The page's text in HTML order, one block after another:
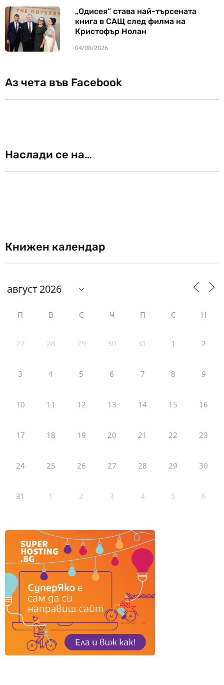
„Одисея“ става най-търсената
книга в САЩ след филма на
Кристофър Нолан
04/08/2026
Аз чета във Facebook
Наслади се на…
Книжен календар
П В С Ч П С Н
27 28 29 30 31 1 2
3 4 5 6 7 8 9
10 11 12 13 14 15 16
17 18 19 20 21 22 23
24 25 26 27 28 29 30
31 1 2 3 4 5 6